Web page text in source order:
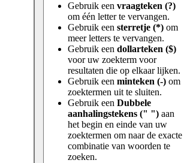
Gebruik een vraagteken (?)
om één letter te vervangen.
Gebruik een sterretje (*) om
meer letters te vervangen.
Gebruik een dollarteken ($)
voor uw zoekterm voor
resultaten die op elkaar lijken.
Gebruik een minteken (-) om
zoektermen uit te sluiten.
Gebruik een Dubbele
aanhalingstekens (" ") aan
het begin en einde van uw
zoektermen om naar de exacte
combinatie van woorden te
zoeken.